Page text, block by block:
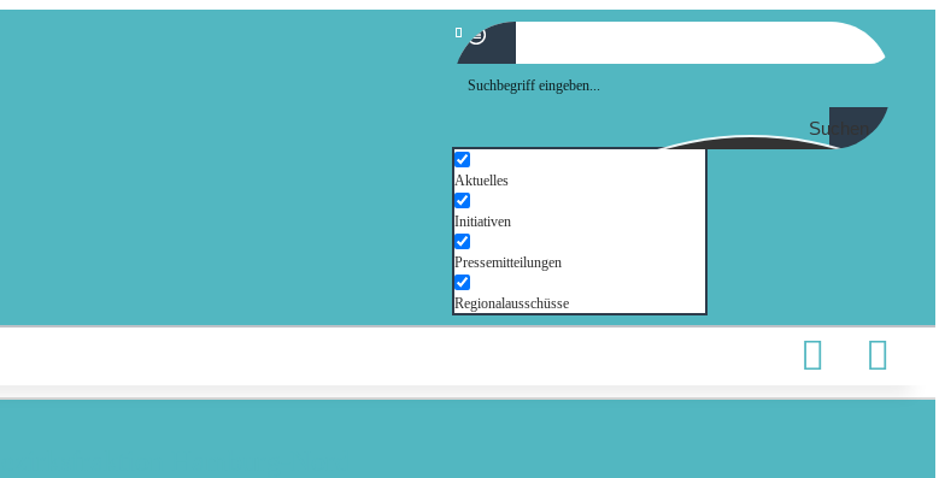
Suchen
Aktuelles
Initiativen
Pressemitteilungen
Regionalausschüsse